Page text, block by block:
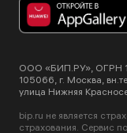
ООО «БИП.РУ», ОГРН
105066, г. Москва,
улица Нижняя
bip.ru не является
страхования. Сервис